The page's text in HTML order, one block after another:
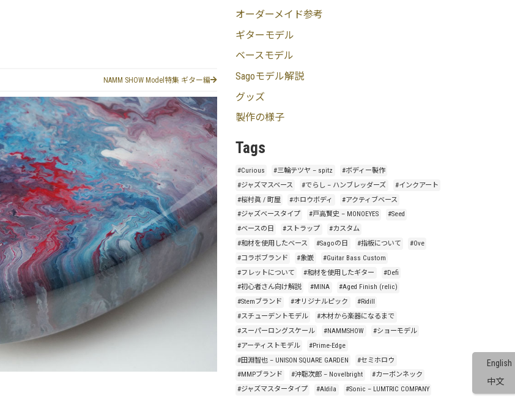
English
中文
NAMM SHOW Model特集 ギター編
オーダーメイド参考
ギターモデル
ベースモデル
Sagoモデル解説
グッズ
製作の様子
Tags
#Curious #三輪テツヤ – spitz
#ボディー製作
#ジャズマスベース
#でらし – ハンブレッダーズ
#インクアート
#桜村眞 / 町屋
#ホロウボディ
#アクティブベース
#ジャズベースタイプ
#戸高賢史 – MONOEYES
#Seed
#ベースの日
#ストラップ
#カスタム
#和材を使用したベース
#Sagoの日 #指板について
#Ove
#コラボブランド
#象嵌
#Guitar Bass Custom
#フレットについて
#和材を使用したギター
#Defi
#初心者さん向け解説
#MINA
#Aged Finish (relic)
#Stemブランド
#オリジナルピック
#Ridill
#スチューデントモデル
#木材から楽器になるまで
#スーパーロングスケール
#NAMMSHOW
#ショーモデル
#アーティストモデル
#Prime-Edge
#田淵智也 – UNISON SQUARE GARDEN
#セミホロウ
#MMPブランド
#沖聡次郎 – Novelbright
#カーボンネック
#ジャズマスタータイプ
#Aldila
#Sonic – LUMTRIC COMPANY